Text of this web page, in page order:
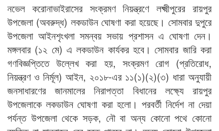
নভেল করোনাভাইরাসের সংক্রমণ নিয়ন্ত্রণে লক্ষ্মীপুরের রায়পুর
উপজেলা (অবরুদ্ধ) লকডাউন ঘোষণা করা হয়েছে। সোমবার দুপুরে
উপজেলা আইনশৃংখলা সমন্বয় সভায় প্রশাসন এ ঘোষণা দেন।
মঙ্গলবার (১২ মে) এ লকডাউন কার্যকর হবে। সোমবার জারি করা
গণবিজ্ঞপ্তিতে উল্লেখ করা হয়, সংক্রমণ রোগ (প্রতিরোধ,
নিয়ন্ত্রণ ও নির্মূল) আইন, ২০১৮-এর ১১(১)(২)(৩) ধারা অনুযায়ী
জনসাধারণের জানমালের নিরাপত্তা বিধানের লক্ষ্যে রায়পুর
উপজেলাকে লকডাউন ঘোষণা করা হলো। পরবর্তী নির্দেশ না দেয়া
পর্যন্ত উপজেলা থেকে সড়ক, নৌ বা অন্য কোনো পথে কোনো